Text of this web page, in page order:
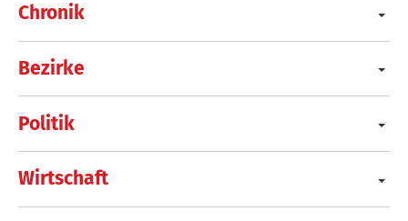
Chronik
Bezirke
Politik
Wirtschaft